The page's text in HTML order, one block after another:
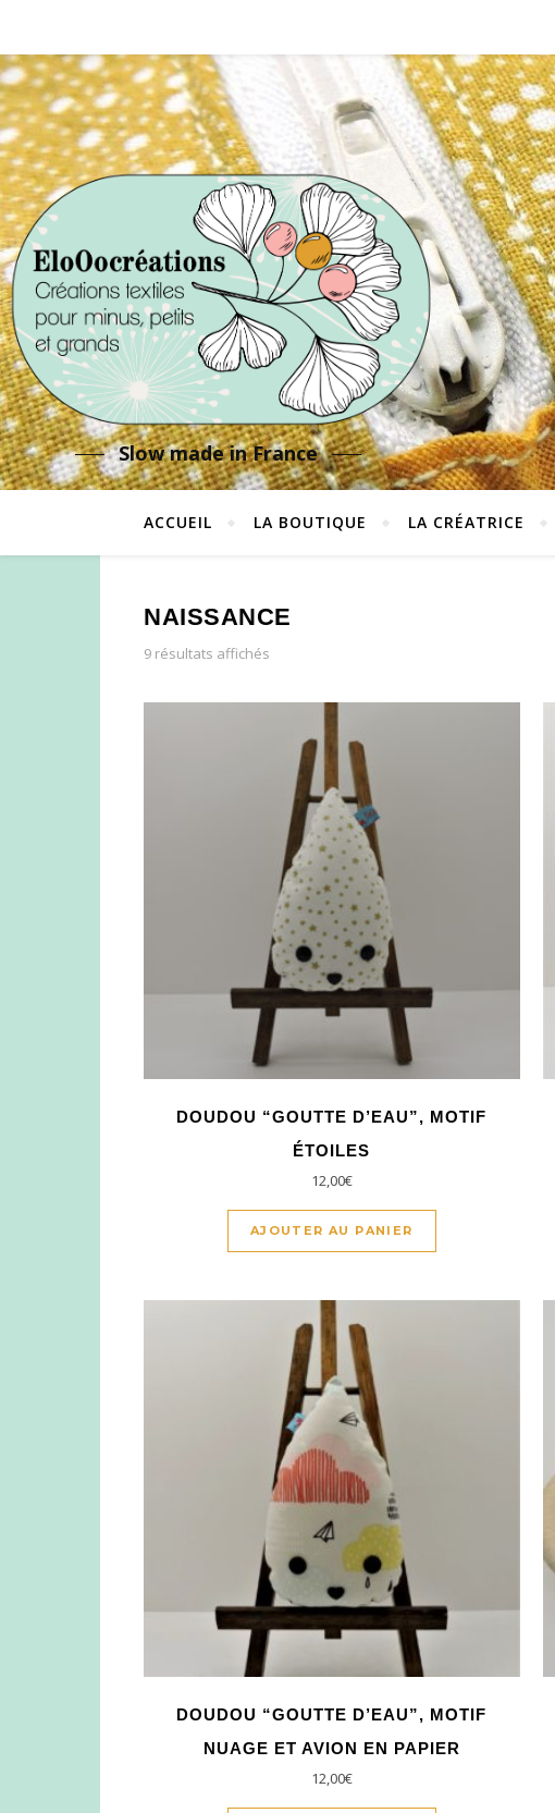
Slow made in France
ACCUEIL LA BOUTIQUE LA CRÉATRICE
NAISSANCE
9 résultats affichés
DOUDOU “GOUTTE D’EAU”, MOTIF
ÉTOILES
12,00€
AJOUTER AU PANIER
DOUDOU “GOUTTE D’EAU”, MOTIF
NUAGE ET AVION EN PAPIER
12,00€